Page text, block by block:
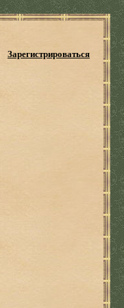
Зарегистрироваться